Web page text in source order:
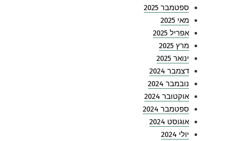
ספטמבר 2025
מאי 2025
אפריל 2025
מרץ 2025
ינואר 2025
דצמבר 2024
נובמבר 2024
אוקטובר 2024
ספטמבר 2024
אוגוסט 2024
יולי 2024